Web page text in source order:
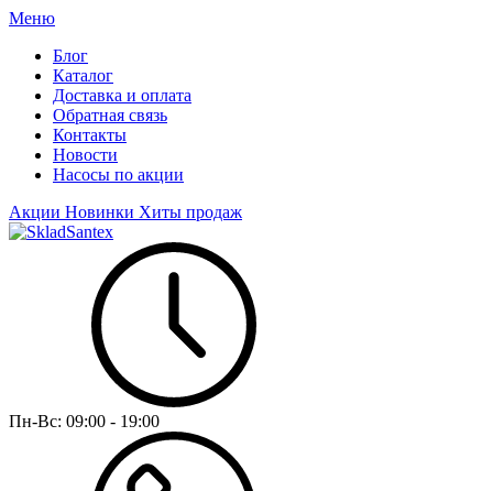
Меню
Блог
Каталог
Доставка и оплата
Обратная связь
Контакты
Новости
Насосы по акции
Акции Новинки Хиты продаж
Пн-Вс: 09:00 - 19:00